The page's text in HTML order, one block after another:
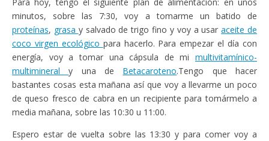
minutos, sobre las 7:30, voy a tomarme un batido de
proteínas, grasa y salvado de trigo fino y voy a usaraceite de
coco virgen ecológico para hacerlo. Para empezar el día con
energía, voy a tomar una cápsula de mi multivitamínico-
multimineraly una de Betacaroteno.Tengo que hacer
bastantes cosas esta mañana así que voy a llevarme un poco
de queso fresco de cabra en un recipiente para tomármelo a
media mañana, sobre las 10:30 u 11:00.
Espero estar de vuelta sobre las 13:30 y para comer voy a